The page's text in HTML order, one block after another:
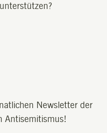
Newsletter der
Antisemitismus!